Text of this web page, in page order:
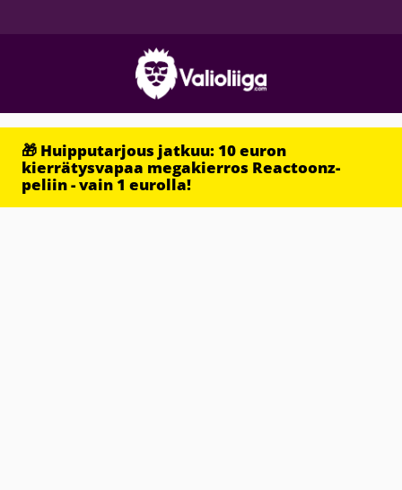
🎁 Huipputarjous jatkuu: 10 euron
kierrätysvapaa megakierros Reactoonz-
peliin - vain 1 eurolla!